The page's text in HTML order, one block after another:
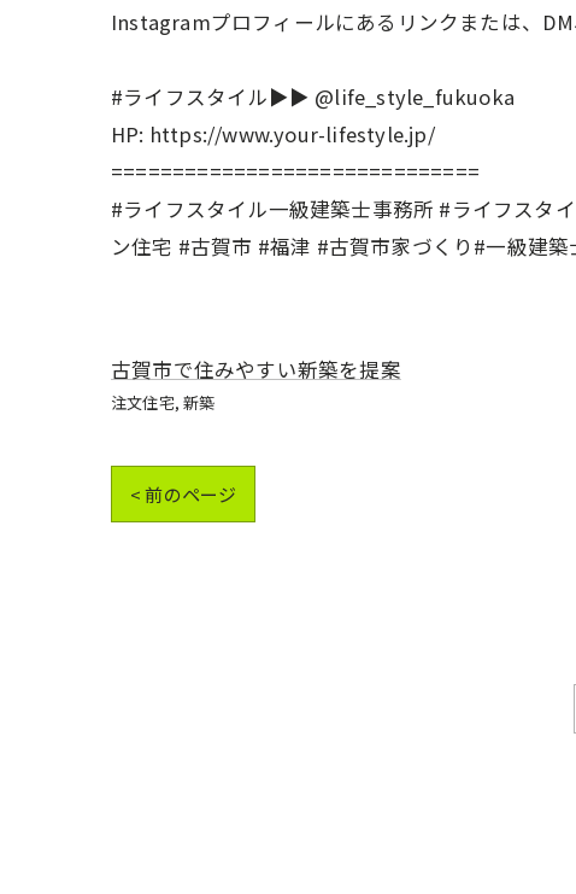
Instagramプロフィールにあるリンクまたは、
#ライフスタイル▶︎▶︎ @life_style_fukuoka
HP: https://www.your-lifestyle.jp/
==============================
#ライフスタイル一級建築士事務所 #ライフスタ
ン住宅 #古賀市 #福津 #古賀市家づくり#一級建
古賀市で住みやすい新築を提案
注文住宅 新築
< 前のページ